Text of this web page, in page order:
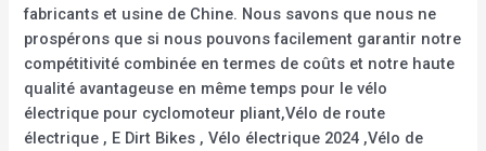
fabricants et usine de Chine. Nous savons que nous ne
prospérons que si nous pouvons facilement garantir notre
compétitivité combinée en termes de coûts et notre haute
qualité avantageuse en même temps pour le vélo
électrique pour cyclomoteur pliant,Vélo de route
électrique , E Dirt Bikes , Vélo électrique 2024 ,Vélo de